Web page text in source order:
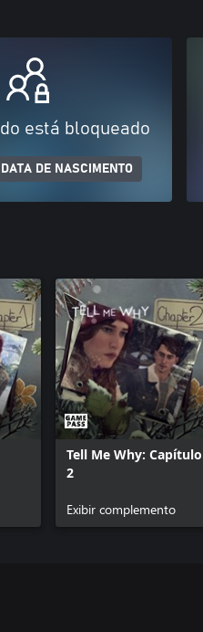
está bloqueado
DE NASCIMENTO
Tell Me Why: Capítulo
2
Exibir complemento